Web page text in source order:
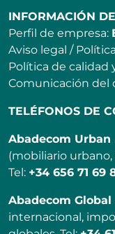
INFORMACIÓN
Perfil de empresa:
Aviso legal /
Política de
Comunicación del
TELÉFONOS DE
Abadecom Urban
(mobiliario
Tel: +34 656 71 69
Abadecom Global
internacional,